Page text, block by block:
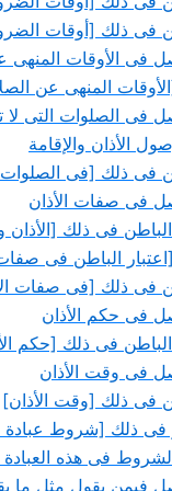
فى ذلك [أوقات
الأوقات المنهى
المنهى عن
الصلوات التى لا
الأذان والإقامة
فى ذلك [فى
فى صفات الأذان
فى ذلك [الأذان
الباطن فى
فى ذلك [فى صفات
فى حكم الأذان
الباطن فى ذلك [حكم
فى وقت الأذان
فى ذلك [وقت الأذان]
فى ذلك [شروط عبادة
فى هذه العبادة
فيمن يقول مثل ما